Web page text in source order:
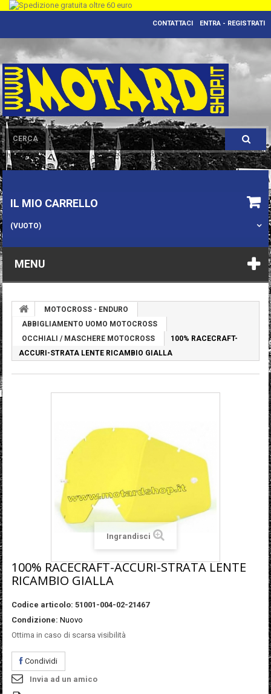
ENTRA - REGISTRATI
CONTATTACI
IL MIO CARRELLO
(VUOTO)
MENU
MOTOCROSS - ENDURO
ABBIGLIAMENTO UOMO MOTOCROSS
OCCHIALI / MASCHERE MOTOCROSS
100% RACECRAFT-
ACCURI-STRATA LENTE RICAMBIO GIALLA
Ingrandisci
100% RACECRAFT-ACCURI-STRATA LENTE
RICAMBIO GIALLA
Codice articolo: 51001-004-02-21467
Condizione: Nuovo
Ottima in caso di scarsa visibilità
Condividi
Invia ad un amico